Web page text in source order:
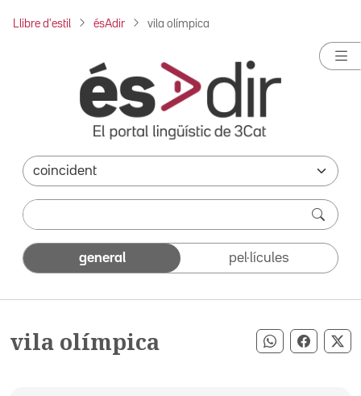
Llibre d'estil ésAdir vila olímpica
general pel·lícules
vila olímpica Compartir